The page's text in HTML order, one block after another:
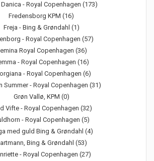
- Royal Copenhagen (173)
Fredensborg KPM (16)
Freja - Bing & Grøndahl (1)
- Royal Copenhagen (57)
Royal Copenhagen (36)
- Royal Copenhagen (16)
- Royal Copenhagen (6)
Summer - Royal Copenhagen (31)
Grøn Vallø, KPM (0)
Vifte - Royal Copenhagen (32)
- Royal Copenhagen (5)
med guld Bing & Grøndahl (4)
Bing & Grøndahl (53)
- Royal Copenhagen (27)